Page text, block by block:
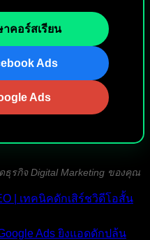
คอร์สเรียน
Ads
Ads
ธุรกิจ Digital Marketing ของคุณ
| เทคนิคดักเสิร์ชวิดีโอสั้น
Ads ยิงแอดดักปล้น